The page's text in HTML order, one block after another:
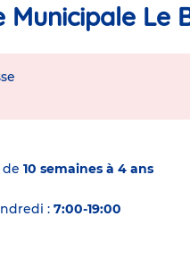
Le
de 10 semaines à 4 ans
: 7:00-19:00